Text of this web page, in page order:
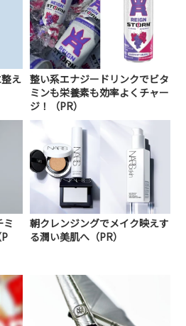
え
整い系エナジードリンクでビタ
ミンも栄養素も効率よくチャー
ジ！（PR）
ミ
朝クレンジングでメイク映えす
る潤い美肌へ（PR）